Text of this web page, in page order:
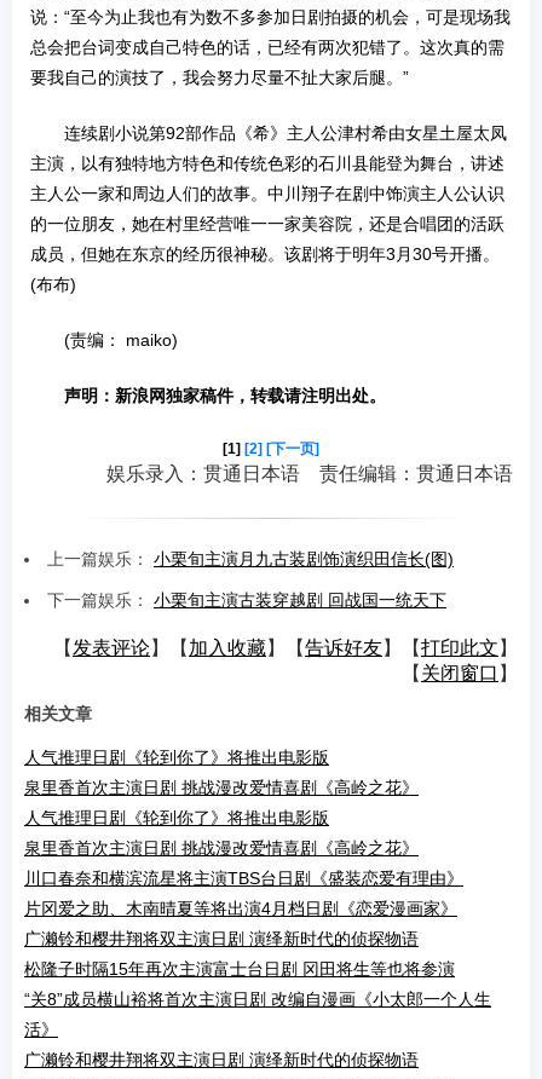
说：“至今为止我也有为数不多参加日剧拍摄的机会，可是现场我
总会把台词变成自己特色的话，已经有两次犯错了。这次真的需
要我自己的演技了，我会努力尽量不扯大家后腿。”
连续剧小说第92部作品《希》主人公津村希由女星土屋太凤
主演，以有独特地方特色和传统色彩的石川县能登为舞台，讲述
主人公一家和周边人们的故事。中川翔子在剧中饰演主人公认识
的一位朋友，她在村里经营唯一一家美容院，还是合唱团的活跃
成员，但她在东京的经历很神秘。该剧将于明年3月30号开播。
(布布)
(责编： maiko)
声明：新浪网独家稿件，转载请注明出处。
[1] [2] [下一页]
娱乐录入：贯通日本语 责任编辑：贯通日本语
上一篇娱乐： 小栗旬主演月九古装剧饰演织田信长(图)
下一篇娱乐： 小栗旬主演古装穿越剧 回战国一统天下
【 发表评论】【 加入收藏】【告诉好友】【打印此文 】
【 关闭窗口 】
相关文章
人气推理日剧《轮到你了》将推出电影版
泉里香首次主演日剧 挑战漫改爱情喜剧《高岭之花》
人气推理日剧《轮到你了》将推出电影版
泉里香首次主演日剧 挑战漫改爱情喜剧《高岭之花》
川口春奈和横滨流星将主演TBS台日剧《盛装恋爱有理由》
片冈爱之助、木南晴夏等将出演4月档日剧《恋爱漫画家》
广濑铃和樱井翔将双主演日剧 演绎新时代的侦探物语
松隆子时隔15年再次主演富士台日剧 冈田将生等也将参演
“关8”成员横山裕将首次主演日剧 改编自漫画《小太郎一个人生
活》
广濑铃和樱井翔将双主演日剧 演绎新时代的侦探物语